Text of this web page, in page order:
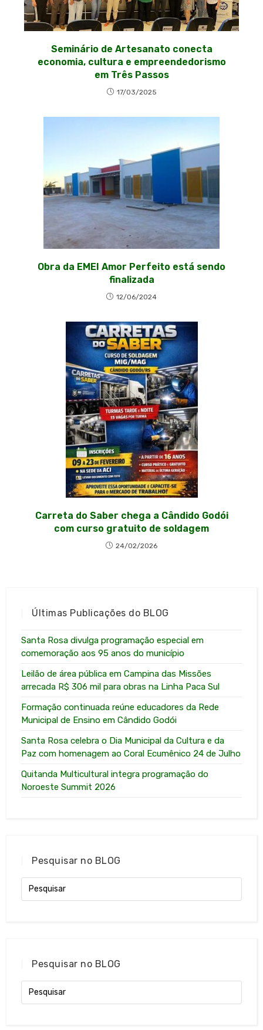
Seminário de Artesanato conecta
economia, cultura e empreendedorismo
em Três Passos
17/03/2025
Obra da EMEI Amor Perfeito está sendo
finalizada
12/06/2024
Carreta do Saber chega a Cândido Godói
com curso gratuito de soldagem
24/02/2026
Últimas Publicações do BLOG
Santa Rosa divulga programação especial em
comemoração aos 95 anos do município
Leilão de área pública em Campina das Missões
arrecada R$ 306 mil para obras na Linha Paca Sul
Formação continuada reúne educadores da Rede
Municipal de Ensino em Cândido Godói
Santa Rosa celebra o Dia Municipal da Cultura e da
Paz com homenagem ao Coral Ecumênico 24 de Julho
Quitanda Multicultural integra programação do
Noroeste Summit 2026
Pesquisar no BLOG
Pesquisar no BLOG